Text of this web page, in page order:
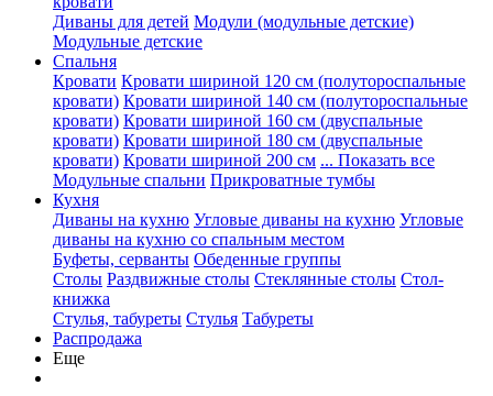
Диваны для детей Модули (модульные детские)
Модульные детские
Спальня
Кровати Кровати шириной 120 см (полутороспальные
кровати) Кровати шириной 140 см (полутороспальные
кровати) Кровати шириной 160 см (двуспальные
кровати) Кровати шириной 180 см (двуспальные
кровати) Кровати шириной 200 см ... Показать все
Модульные спальни Прикроватные тумбы
Кухня
Диваны на кухню Угловые диваны на кухню Угловые
диваны на кухню со спальным местом
Буфеты, серванты Обеденные группы
Столы Раздвижные столы Стеклянные столы Стол-
книжка
Стулья, табуреты Стулья Табуреты
Распродажа
Еще